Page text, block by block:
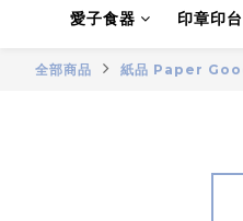
愛子食器 印章印
全部商品 紙品 Paper